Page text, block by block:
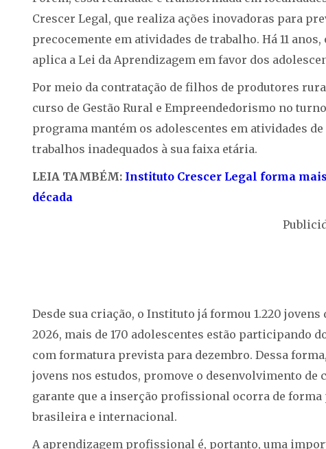
Crescer Legal, que realiza ações inovadoras para
precocemente em atividades de trabalho. Há 11
aplica a Lei da Aprendizagem em favor dos
Por meio da contratação de filhos de produtores
curso de Gestão Rural e Empreendedorismo no
programa mantém os adolescentes em atividades
trabalhos inadequados à sua faixa etária.
LEIA TAMBÉM: Instituto Crescer Legal forma
década
Desde sua criação, o Instituto já formou 1.220 jovens
2026, mais de 170 adolescentes estão participando
com formatura prevista para dezembro. Dessa
jovens nos estudos, promove o desenvolvimento de
garante que a inserção profissional ocorra de
brasileira e internacional.
A aprendizagem profissional é, portanto, uma